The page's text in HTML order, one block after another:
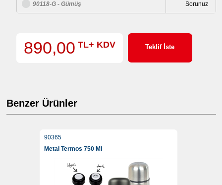
90118-G - Gümüş Sorunuz
890,00 TL+ KDV Teklif İste
Benzer Ürünler
90365
Metal Termos 750 Ml